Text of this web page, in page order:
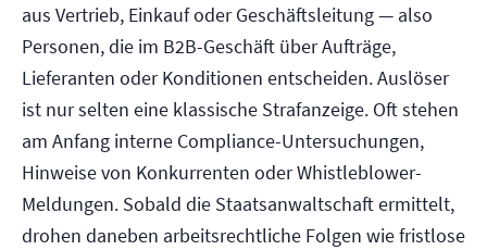
aus Vertrieb, Einkauf oder Geschäftsleitung — also
Personen, die im B2B-Geschäft über Aufträge,
Lieferanten oder Konditionen entscheiden. Auslöser
ist nur selten eine klassische Strafanzeige. Oft stehen
am Anfang interne Compliance-Untersuchungen,
Hinweise von Konkurrenten oder Whistleblower-
Meldungen. Sobald die Staatsanwaltschaft ermittelt,
drohen daneben arbeitsrechtliche Folgen wie fristlose